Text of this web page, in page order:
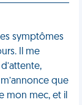
symptômes
Il me
que
mon mec, et il